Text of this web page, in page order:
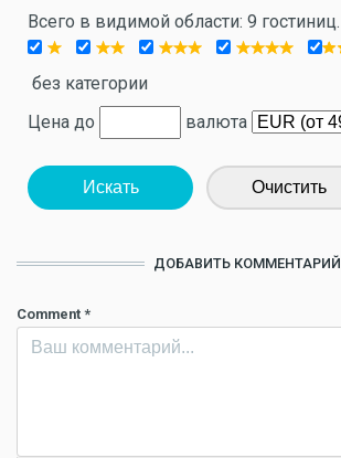
Всего в видимой области: 9 гостиниц.
без категории
Цена до
валюта
Искать Очистить
ДОБАВИТЬ КОММЕНТАРИЙ
Comment *